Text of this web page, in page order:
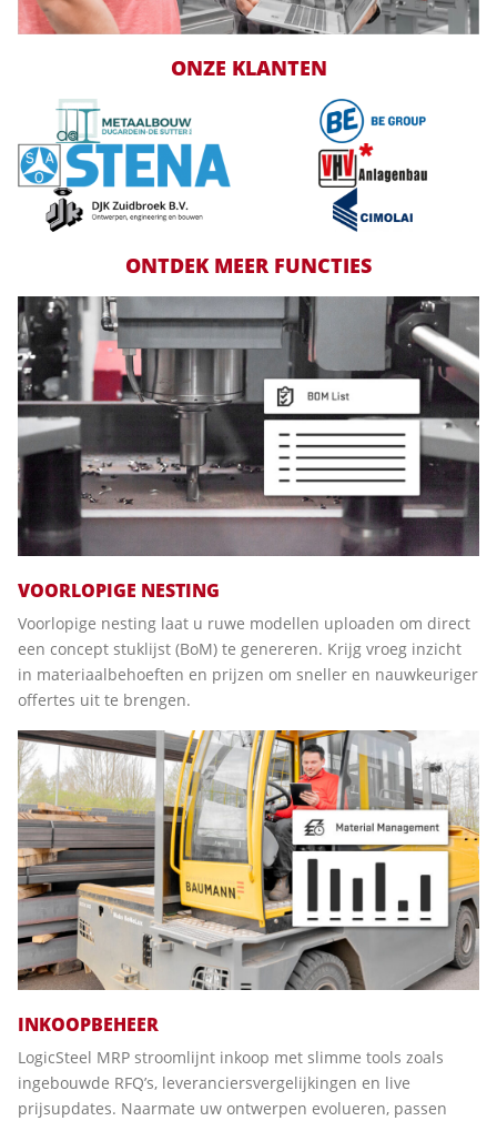
ONZE KLANTEN
ONTDEK MEER FUNCTIES
VOORLOPIGE NESTING
Voorlopige nesting laat u ruwe modellen uploaden om direct
een concept stuklijst (BoM) te genereren. Krijg vroeg inzicht
in materiaalbehoeften en prijzen om sneller en nauwkeuriger
offertes uit te brengen.
INKOOPBEHEER
LogicSteel MRP stroomlijnt inkoop met slimme tools zoals
ingebouwde RFQ’s, leveranciersvergelijkingen en live
prijsupdates. Naarmate uw ontwerpen evolueren, passen